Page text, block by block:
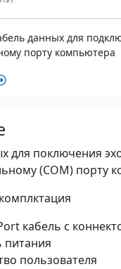
данных для
порту компьютера
для поключения
(COM) порту
кабель с
питания
пользователя